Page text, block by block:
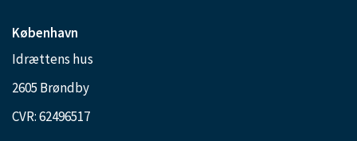
København
Idrættens hus
2605 Brøndby
CVR: 62496517